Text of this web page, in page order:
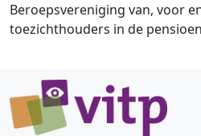
Beroepsvereniging van, voor
toezichthouders in de